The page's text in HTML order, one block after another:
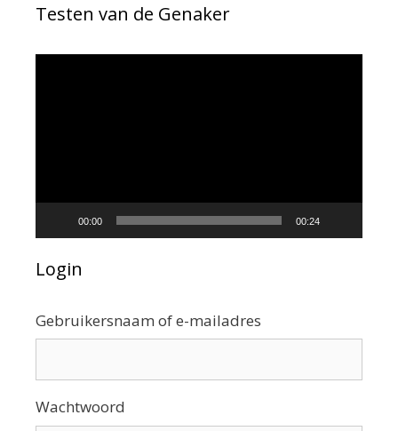
Testen van de Genaker
00:00 00:24
Login
Gebruikersnaam of e-mailadres
Wachtwoord